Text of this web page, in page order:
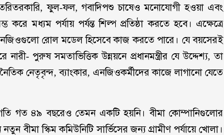
তরিতরকারি, ফুল-ফল, গবাদিপশু চাষেও মনোযোগী হওয়া এবং
করে মধ্যম পর্যায় পর্যন্ত শিল্প প্রতিষ্ঠা করতে হবে। এক্ষেত্রে
এনজিওগুলো রোল মডেল হিসেবে কাজ করতে পারে। যে বয়সেরই
পুরুষ সমতাভিত্তিক উন্নয়নে প্রধানমন্ত্রীর যে উদ্দেশ্য, তা
নেতৃবৃন্দ, ব্যাংকার, এনজিওকর্মীদের কাজে লাগানো যেতে
গত ৪৯ বছরেও তেমন একটি হয়নি। বীমা কোম্পানিগুলোর
বীমা স্কিম কমিউনিটি সার্ভিসের জন্য গ্রামীণ পর্যায়ে খোলা।